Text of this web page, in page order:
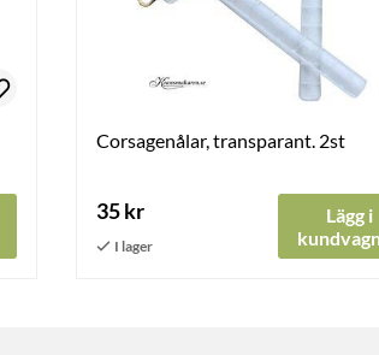
Corsagenålar, transparant. 2st
35 kr
Lägg i